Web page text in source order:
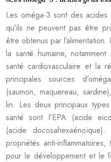
Les oméga-3 sont des
qu’ils ne peuvent pas être
être obtenus par
la santé humaine,
santé cardiovasculaire et la
principales sources
(saumon, maquereau,
lin. Les deux principaux
santé sont l’EPA (acide
(acide
propriétés anti-
pour le développement et le